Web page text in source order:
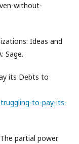
without-
Ideas and
Sage.
its Debts to
to-pay-its-
partial power.